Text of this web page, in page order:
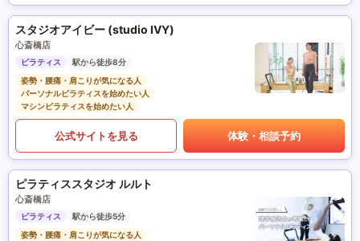
スタジオアイビー (studio IVY)
心斎橋店
ピラティス
駅から徒歩8分
姿勢・腰痛・肩こりが気になる人
パーソナルピラティスを始めたい人
マシンピラティスを始めたい人
公式サイトを見る 体験・相談予約
ピラティススタジオ ルルト
心斎橋店
ピラティス
駅から徒歩5分
姿勢・腰痛・肩こりが気になる人